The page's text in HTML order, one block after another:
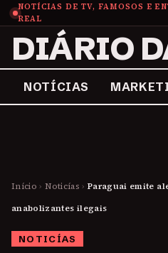
NOTÍCIAS DE TV, FAMOSOS E
REAL
DIÁRIO
NOTÍCIAS
Início › Noticías › Paraguai emite
anabolizantes ilegais
NOTICÍAS